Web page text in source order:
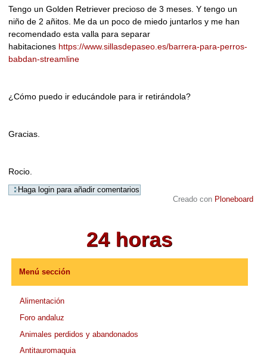
Tengo unGolden Retriever precioso de 3 meses. Y tengo un
niño de 2 añitos. Me da un poco de miedo juntarlos y me han
recomendado esta valla para separar
habitaciones https://www.sillasdepaseo.es/barrera-para-perros-
babdan-streamline
¿Cómo puedo ir educándole para ir retirándola?
Gracias.
Rocio.
Creado con Ploneboard
Menú sección
Alimentación
Foro andaluz
Animales perdidos y abandonados
Antitauromaquia